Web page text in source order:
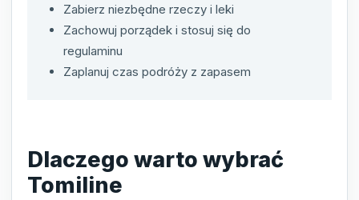
Zabierz niezbędne rzeczy i leki
Zachowuj porządek i stosuj się do
regulaminu
Zaplanuj czas podróży z zapasem
Dlaczego warto wybrać
Tomiline